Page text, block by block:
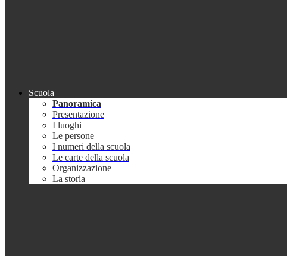
Scuola
Panoramica
Presentazione
I luoghi
Le persone
I numeri della scuola
Le carte della scuola
Organizzazione
La storia